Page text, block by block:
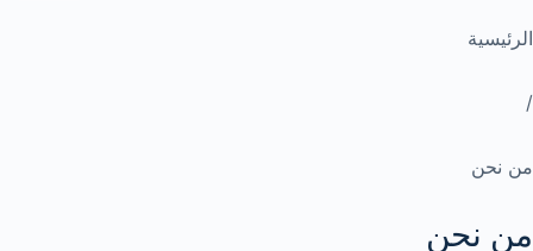
الرئيسية
/
من نحن
من نحن